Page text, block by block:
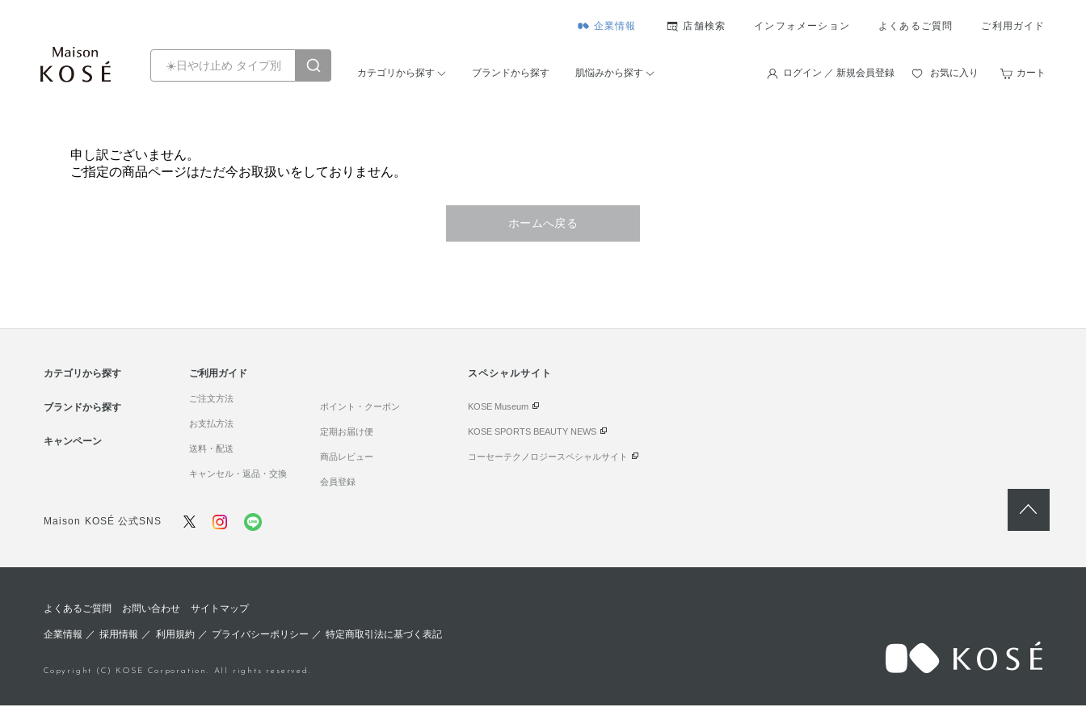
企業情報 店舗検索 インフォメーション よくあるご質問 ご利用ガイド
カテゴリから探す ブランドから探す 肌悩みから探す ログイン ／ 新規会員登録 お気に入り カート
申し訳ございません。
ご指定の商品ページはただ今お取扱いをしておりません。
ホームへ戻る
カテゴリから探す
ブランドから探す
キャンペーン
ご利用ガイド
ご注文方法
お支払方法
送料・配送
キャンセル・返品・交換
ポイント・クーポン
定期お届け便
商品レビュー
会員登録
スペシャルサイト
KOSE Museum
KOSE SPORTS BEAUTY NEWS
コーセーテクノロジースペシャルサイト
Maison KOSÉ 公式SNS
よくあるご質問 お問い合わせ サイトマップ
企業情報 ／採用情報 ／ 利用規約／ プライバシーポリシー ／ 特定商取引法に基づく表記
Copyright (C) KOSE Corporation. All rights reserved.